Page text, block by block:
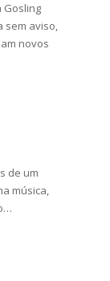
Gosling
sem aviso,
novos
de um
música,